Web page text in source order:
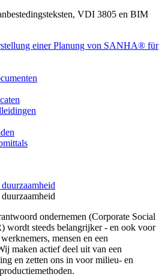
VDI 3805 en BIM
ondernemen (Corporate Social
wordt steeds belangrijker - en ook voor
mensen en een
maken actief deel uit van een
en zetten ons in voor milieu- en